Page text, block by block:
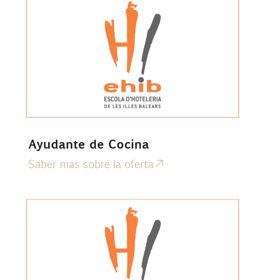
Ayudante de Cocina
Saber mas sobre la oferta